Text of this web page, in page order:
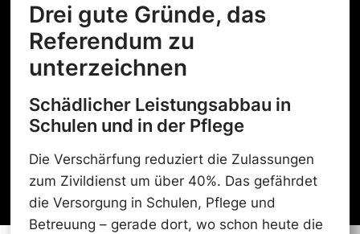
Drei gute Gründe, das
Referendum zu
unterzeichnen
Schädlicher Leistungsabbau in
Schulen und in der Pflege
Die Verschärfung reduziert die Zulassungen
zum Zivildienst um über 40%. Das gefährdet
die Versorgung in Schulen, Pflege und
Betreuung – gerade dort, wo schon heute die